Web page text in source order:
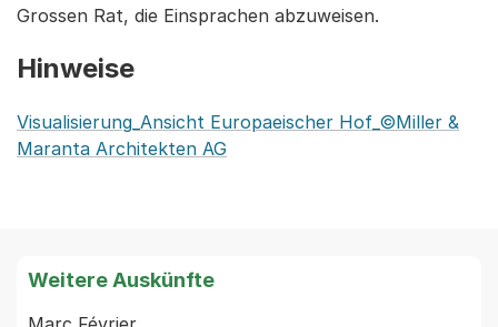
Grossen Rat, die Einsprachen abzuweisen.
Hinweise
Visualisierung_Ansicht Europaeischer Hof_©Miller &
Maranta Architekten AG
Weitere Auskünfte